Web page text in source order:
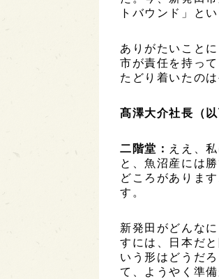
トバウンド」と
ありがたいこと
市が責任を持っ
たどり着いたの
髙澤大介社長（以
二階堂： ええ、
と、魚沼産には
どころがありま
す。
新発田がどんな
すには、日本だ
いう形はどうだ
て、ようやく準